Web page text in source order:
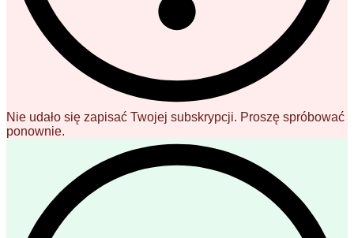
Nie udało się zapisać Twojej subskrypcji. Proszę spróbować
ponownie.